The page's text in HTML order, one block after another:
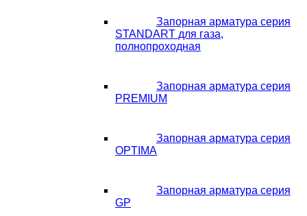
Запорная арматура серия
STANDART для газа,
полнопроходная
Запорная арматура серия
PREMIUM
Запорная арматура серия
OPTIMA
Запорная арматура серия
GP